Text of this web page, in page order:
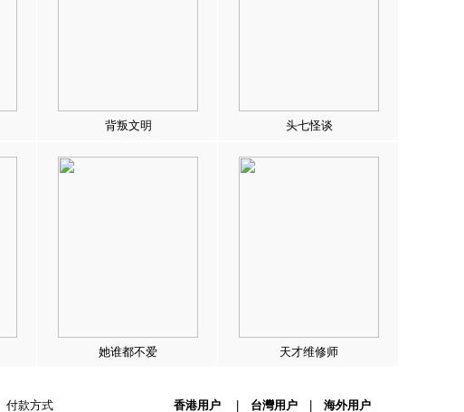
背叛文明 头七怪谈
她谁都不爱 天才维修师
付款方式 香港用户| 台灣用户| 海外用户